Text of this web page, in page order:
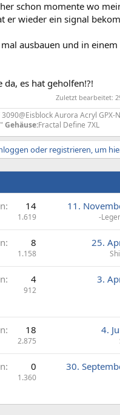
schon momente wo
er wieder ein signal
ausbauen und in
es hat geholfen!?!
Zuletzt bearbeitet:
3090@Eisblock Aurora Acryl GPX-N
Gehäuse:Fractal Define 7XL
oder registrieren, um
14
1.619
11.
-
8
1.158
25.
4
912
3.
18
2.875
4.
0
1.360
30.